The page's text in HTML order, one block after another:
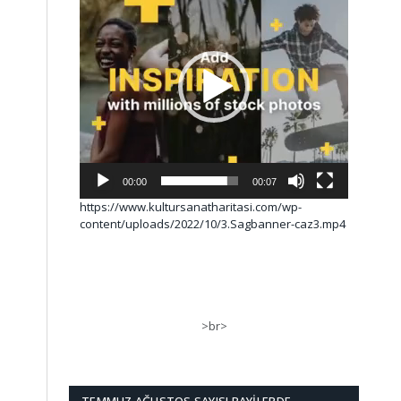
00:00 00:07
https://www.kultursanatharitasi.com/wp-
content/uploads/2022/10/3.Sagbanner-caz3.mp4
>br>